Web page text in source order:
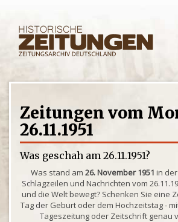
Zeitungen vom
26.11.1951
Was geschah am 26.11.1951?
Was stand am 26. November 1951 in
Schlagzeilen und Nachrichten vom
und die Welt bewegt? Schenken Sie eine
Tag der Geburt oder dem Hochzeitstag -
Tageszeitung oder Zeitschrift genau